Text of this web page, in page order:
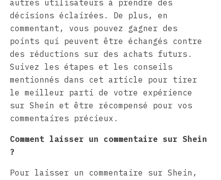
autres utilisateurs à prendre des
décisions éclairées. De plus, en
commentant, vous pouvez gagner des
points qui peuvent être échangés contre
des réductions sur des achats futurs.
Suivez les étapes et les conseils
mentionnés dans cet article pour tirer
le meilleur parti de votre expérience
sur Shein et être récompensé pour vos
commentaires précieux.
Comment laisser un commentaire sur Shein
?
Pour laisser un commentaire sur Shein,